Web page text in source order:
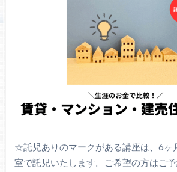
☆託児ありのマークがある講座は、6ヶ
室で託児いたします。ご希望の方はご